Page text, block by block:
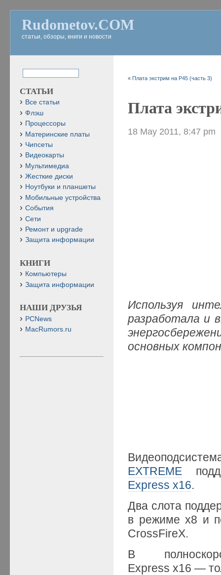
Rudometov.COM
статьи, обзоры, книги и новости
«Плата экстрим на P45 (часть 3)
Плата
18 May 2011, 8:47 pm
Используя
разработала и
основных
EXTREME
Express x16.
Два слота
в режиме x8 и
CrossFireX.
В
Express x16 —
СТАТЬИ
Все статьи
Флэш
Процессоры
Материнские платы
Чипсеты
Видеокарты
Мультимедиа
Жесткие диски
Ноутбуки и планшеты
Мобильные устройства
События
Сети
Ремонт и upgrade
Защита информации
КНИГИ
Компьютеры
Защита информации
НАШИ ДРУЗЬЯ
PCNews
MacRumors.ru